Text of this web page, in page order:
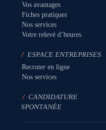
Vos avantages
Fiches pratiques
Nos services
Votre relevé d’heures
/ ESPACE ENTREPRISES
Recruter en ligne
Nos services
/ CANDIDATURE
SPONTANÉE